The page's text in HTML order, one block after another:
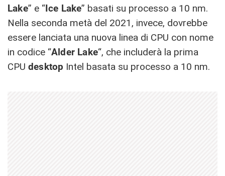
Lake” e “Ice Lake” basati su processo a 10 nm.
Nella seconda metà del 2021, invece, dovrebbe
essere lanciata una nuova linea di CPU con nome
in codice “Alder Lake“, che includerà la prima
CPU desktop Intel basata su processo a 10 nm.